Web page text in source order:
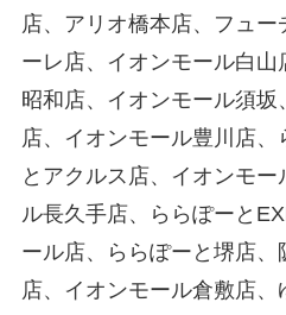
店、アリオ橋本店、フュ
ーレ店、イオンモール白
昭和店、イオンモール須坂
店、イオンモール豊川店
とアクルス店、イオンモ
ル⾧久手店、ららぽーと
ール店、ららぽーと堺店
店、イオンモール倉敷店